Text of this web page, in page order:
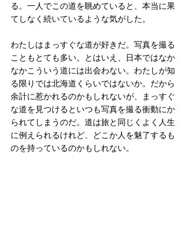
る。一人でこの道を眺めていると、本当に果
てしなく続いているような気がした。
わたしはまっすぐな道が好きだ。写真を撮る
こともとても多い。とはいえ、日本ではなか
なかこういう道には出会わない。わたしが知
る限りでは北海道くらいではないか。だから
余計に惹かれるのかもしれないが、まっすぐ
な道を見つけるといつも写真を撮る衝動にか
られてしまうのだ。道は旅と同じくよく人生
に例えられるけれど、どこか人を魅了するも
のを持っているのかもしれない。